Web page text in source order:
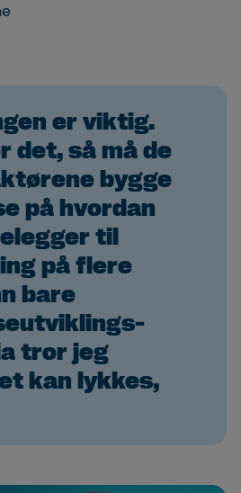
er viktig.
det, så må de
bygge
på hvordan
til
på flere
bare
tror jeg
kan lykkes,